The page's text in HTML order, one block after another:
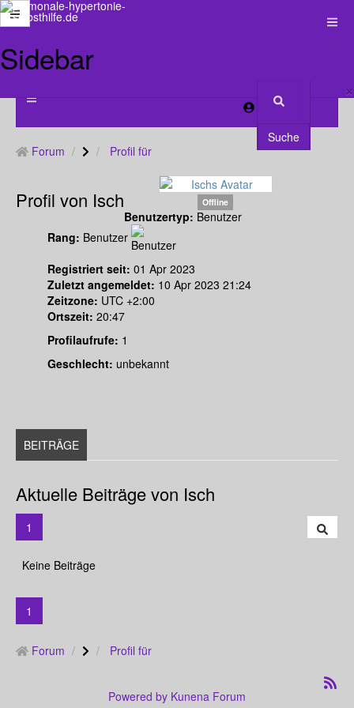
Sidebar
×
Suche
Anmelden
Forum Profil für
Profil von Isch Offline
Benutzertyp: Benutzer
Rang: Benutzer
Registriert seit: 01 Apr 2023
Zuletzt angemeldet: 10 Apr 2023 21:24
Zeitzone: UTC +2:00
Ortszeit: 20:47
Profilaufrufe: 1
Geschlecht: unbekannt
BEITRÄGE
Aktuelle Beiträge von Isch
1
Keine Beiträge
1
Forum Profil für
Powered by Kunena Forum